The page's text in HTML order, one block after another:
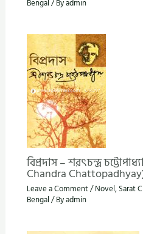
Bengal / Byadmin
বিপ্রদাস – শরৎচন্দ্র
Chandra
Leave a Comment/Novel, Sarat
Bengal / Byadmin